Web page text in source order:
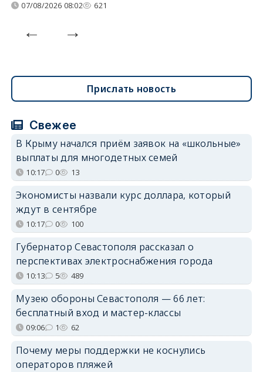
07/08/2026 08:02 621
Прислать новость
Свежее
В Крыму начался приём заявок на «школьные»
выплаты для многодетных семей
10:17 0 13
Экономисты назвали курс доллара, который
ждут в сентябре
10:17 0 100
Губернатор Севастополя рассказал о
перспективах электроснабжения города
10:13 5 489
Музею обороны Севастополя — 66 лет:
бесплатный вход и мастер-классы
09:06 1 62
Почему меры поддержки не коснулись
операторов пляжей